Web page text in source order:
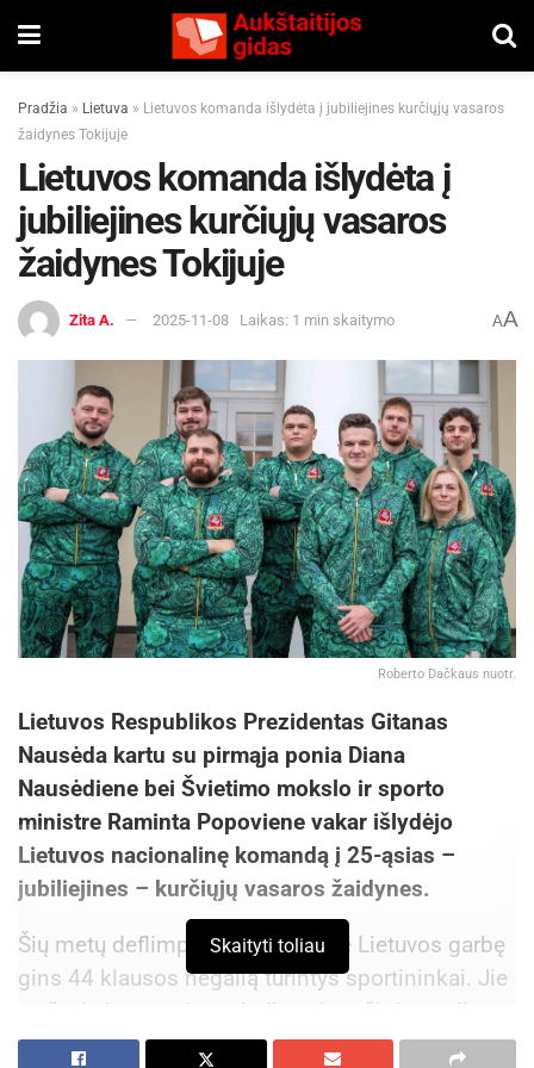
Pradžia » Lietuva » Lietuvos komanda išlydėta į jubiliejines kurčiųjų vasaros
žaidynes Tokijuje
Lietuvos komanda išlydėta į
jubiliejines kurčiųjų vasaros
žaidynes Tokijuje
Zita A. 2025-11-08 Laikas: 1 min skaitymo AA
Roberto Dačkaus nuotr.
Lietuvos Respublikos Prezidentas Gitanas
Nausėda kartu su pirmąja ponia Diana
Nausėdiene bei Švietimo mokslo ir sporto
ministre Raminta Popoviene vakar išlydėjo
Lietuvos nacionalinę komandą į 25-ąsias –
jubiliejines – kurčiųjų vasaros žaidynes.
Šių metų deflimpinėse žaidynėse Lietuvos garbę
gins 44 klausos negalią turintys sportininkai. Jie
varžysis lengvosios atletikos, krepšinio, graikų-
romėnų imtynių, badmintono, orientavimosi
Skaityti toliau